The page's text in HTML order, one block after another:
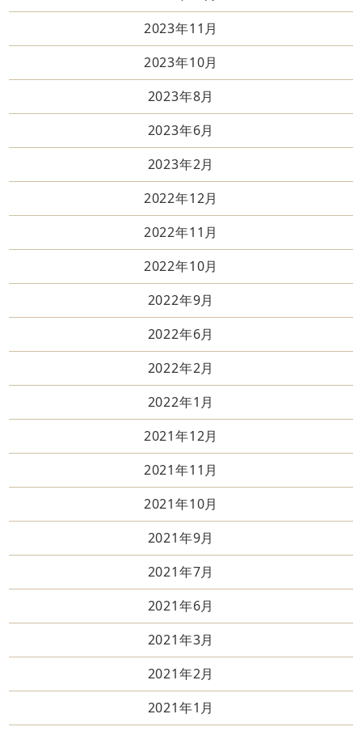
2023年11月
2023年10月
2023年8月
2023年6月
2023年2月
2022年12月
2022年11月
2022年10月
2022年9月
2022年6月
2022年2月
2022年1月
2021年12月
2021年11月
2021年10月
2021年9月
2021年7月
2021年6月
2021年3月
2021年2月
2021年1月